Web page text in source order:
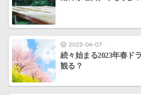
2023-04-07
続々始まる2023年春ド
観る？